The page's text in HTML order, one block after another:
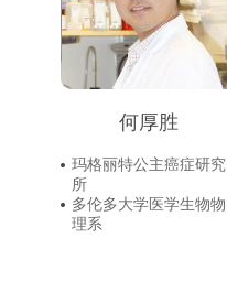
何厚胜
玛格丽特公主癌症研究
所
多伦多大学医学生物物
理系